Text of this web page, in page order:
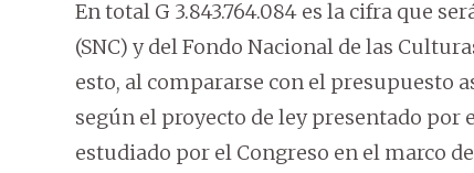
En total G 3.843.764.084 es la cifra que
(SNC) y del Fondo Nacional de las
esto, al compararse con el presupuesto
según el proyecto de ley presentado por
estudiado por el Congreso en el marco